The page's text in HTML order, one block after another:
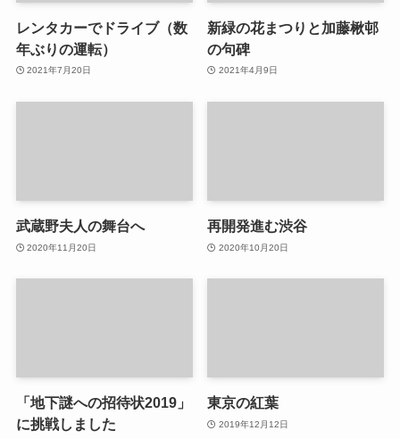
レンタカーでドライブ（数
年ぶりの運転）
2021年7月20日
新緑の花まつりと加藤楸邨
の句碑
2021年4月9日
武蔵野夫人の舞台へ
2020年11月20日
再開発進む渋谷
2020年10月20日
「地下謎への招待状2019」
に挑戦しました
東京の紅葉
2019年12月12日